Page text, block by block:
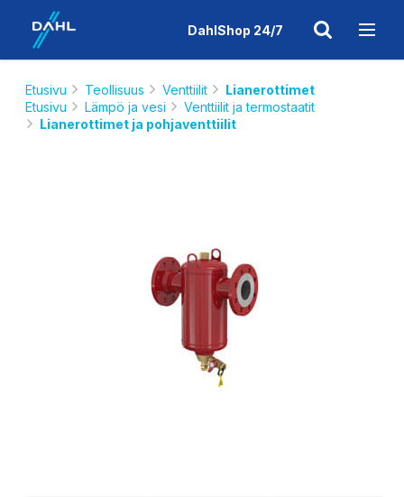
DahlShop 24/7
Etusivu Teollisuus Venttiilit
Lianerottimet
Etusivu
Lämpö ja vesi
Venttiilit ja termostaatit
Lianerottimet ja pohjaventtiilit